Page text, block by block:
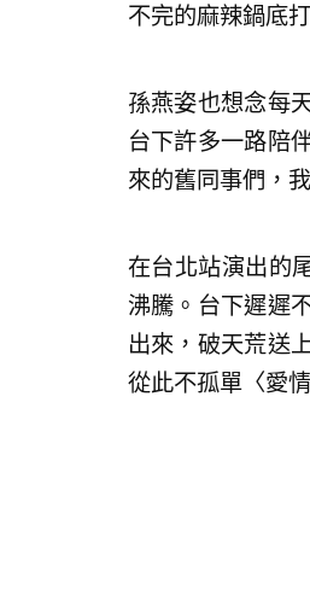
不完的麻辣鍋底
孫燕姿也想念每
台下許多一路陪
來的舊同事們，
在台北站演出的
沸騰。台下遲遲
出來，破天荒送
從此不孤單〈愛